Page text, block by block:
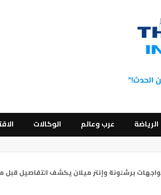
الرياضة عرب وعالم الوكالات
برشلونة وإنتر ميلان يكشف التفاصيل قبل